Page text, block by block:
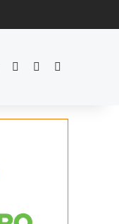
FacebookLinkedInYouTube